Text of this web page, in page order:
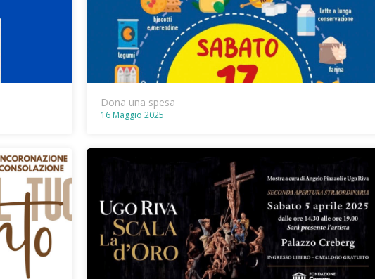
Dona una spesa
16 Maggio 2025